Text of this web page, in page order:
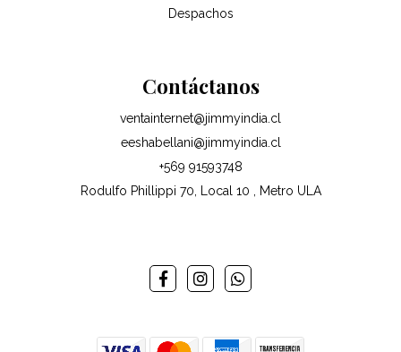
Despachos
Contáctanos
ventainternet@jimmyindia.cl
eeshabellani@jimmyindia.cl
+569 91593748
Rodulfo Phillippi 70, Local 10 , Metro ULA